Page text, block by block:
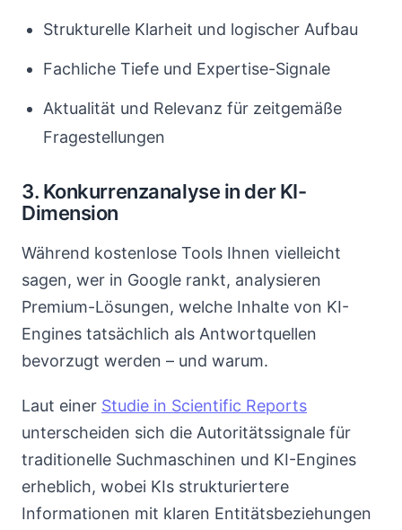
Strukturelle Klarheit und logischer Aufbau
Fachliche Tiefe und Expertise-Signale
Aktualität und Relevanz für zeitgemäße
Fragestellungen
3. Konkurrenzanalyse in der KI-
Dimension
Während kostenlose Tools Ihnen vielleicht
sagen, wer in Google rankt, analysieren
Premium-Lösungen, welche Inhalte von KI-
Engines tatsächlich als Antwortquellen
bevorzugt werden – und warum.
Laut einer Studie in Scientific Reports
unterscheiden sich die Autoritätssignale für
traditionelle Suchmaschinen und KI-Engines
erheblich, wobei KIs strukturiertere
Informationen mit klaren Entitätsbeziehungen